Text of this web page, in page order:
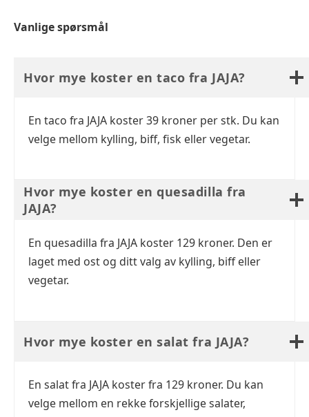
Vanlige spørsmål
Hvor mye koster en taco fra JAJA?
En taco fra JAJA koster 39 kroner per stk. Du kan
velge mellom kylling, biff, fisk eller vegetar.
Hvor mye koster en quesadilla fra
JAJA?
En quesadilla fra JAJA koster 129 kroner. Den er
laget med ost og ditt valg av kylling, biff eller
vegetar.
Hvor mye koster en salat fra JAJA?
En salat fra JAJA koster fra 129 kroner. Du kan
velge mellom en rekke forskjellige salater,